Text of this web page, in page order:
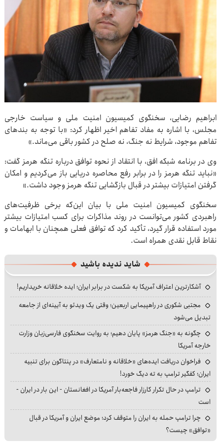
ابراهیم رضایی، سخنگوی کمیسیون امنیت ملی و سیاست خارجی
مجلس، با اشاره به مفاد تفاهم اخیر اظهار کرد: «با توجه به بندهای
تفاهم موجود، شرایط نه جنگ، نه صلح در کشور باقی می‌ماند.»
وی در برنامه شبکه افق، با انتقاد از نحوه توافق درباره تنگه هرمز گفت:
«نباید تنگه هرمز را در برابر رفع محاصره دریایی باز می‌کردیم و امکان
گرفتن امتیازات بیشتر در قبال بازگشایی تنگه هرمز وجود داشت.»
سخنگوی کمیسیون امنیت ملی با بیان این‌که برخی ظرفیت‌های
راهبردی کشور می‌توانست در روند مذاکرات برای کسب امتیازات بیشتر
مورد استفاده قرار گیرد، تأکید کرد که توافق فعلی همچنان با ابهامات و
نقاط قابل نقدی همراه است.
شاید ندیده باشید
آشکارترین اعتراف آمریکا به شکست در برابر ایران؛ ایده خلاقانه خریداریم!
مجتبی شکوری در راهپیمایی اربعین؛ وقتی یک ویدئو به آیینه‌ای از جامعه
تبدیل می‌شود
چگونه به «جنگ هرمز» پایان دهیم؛ به روایت سخنگوی فارسی‌زبان وزارت
خارجه آمریکا
فراخوان دریافت ایده‌های «خلاقانه و نامتعارف» در پنتاگون برای تنبیه
ایران؛ کفگیر ترامپ به ته دیگ خورد!
ترامپ در حال تکرار کارزار فاجعه‌بار آمریکا در افغانستان - این بار در ایران -
است
چرا ترامپ حمله به ایران را متوقف کرد؛ موضع ایران و آمریکا در قبال
«توافق» چیست؟